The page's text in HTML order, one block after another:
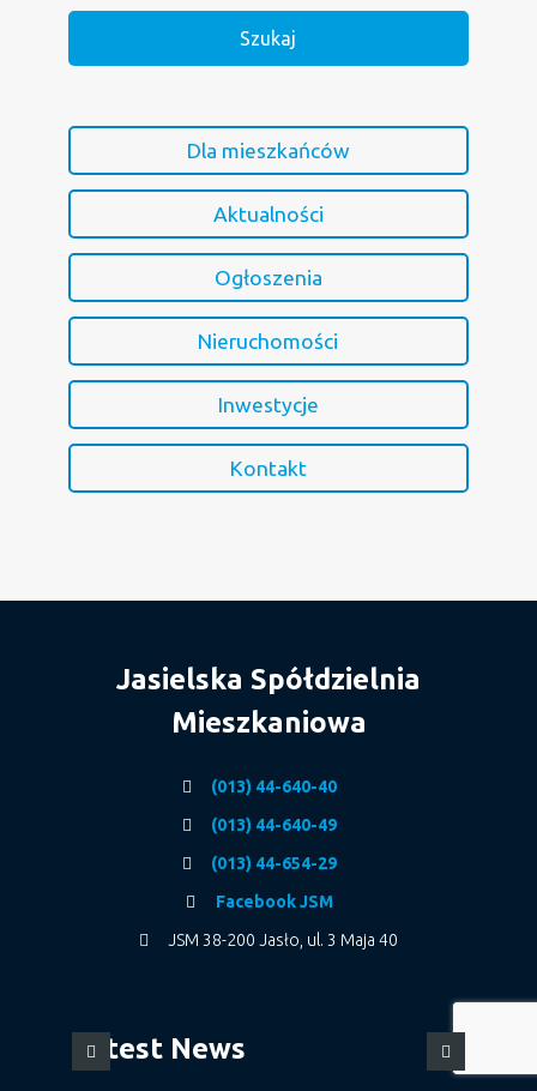
Dla mieszkańców
Aktualności
Ogłoszenia
Nieruchomości
Inwestycje
Kontakt
Jasielska Spółdzielnia
Mieszkaniowa
(013) 44-640-40
(013) 44-640-49
(013) 44-654-29
Facebook JSM
JSM 38-200 Jasło, ul. 3 Maja 40
Latest News